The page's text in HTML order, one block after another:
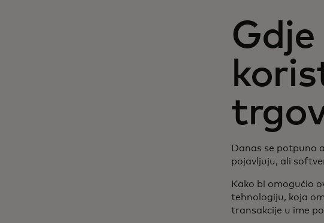
Danas se potpuno
pojavljuju, ali
Kako bi omogućio
tehnologiju, koja
transakcije u ime